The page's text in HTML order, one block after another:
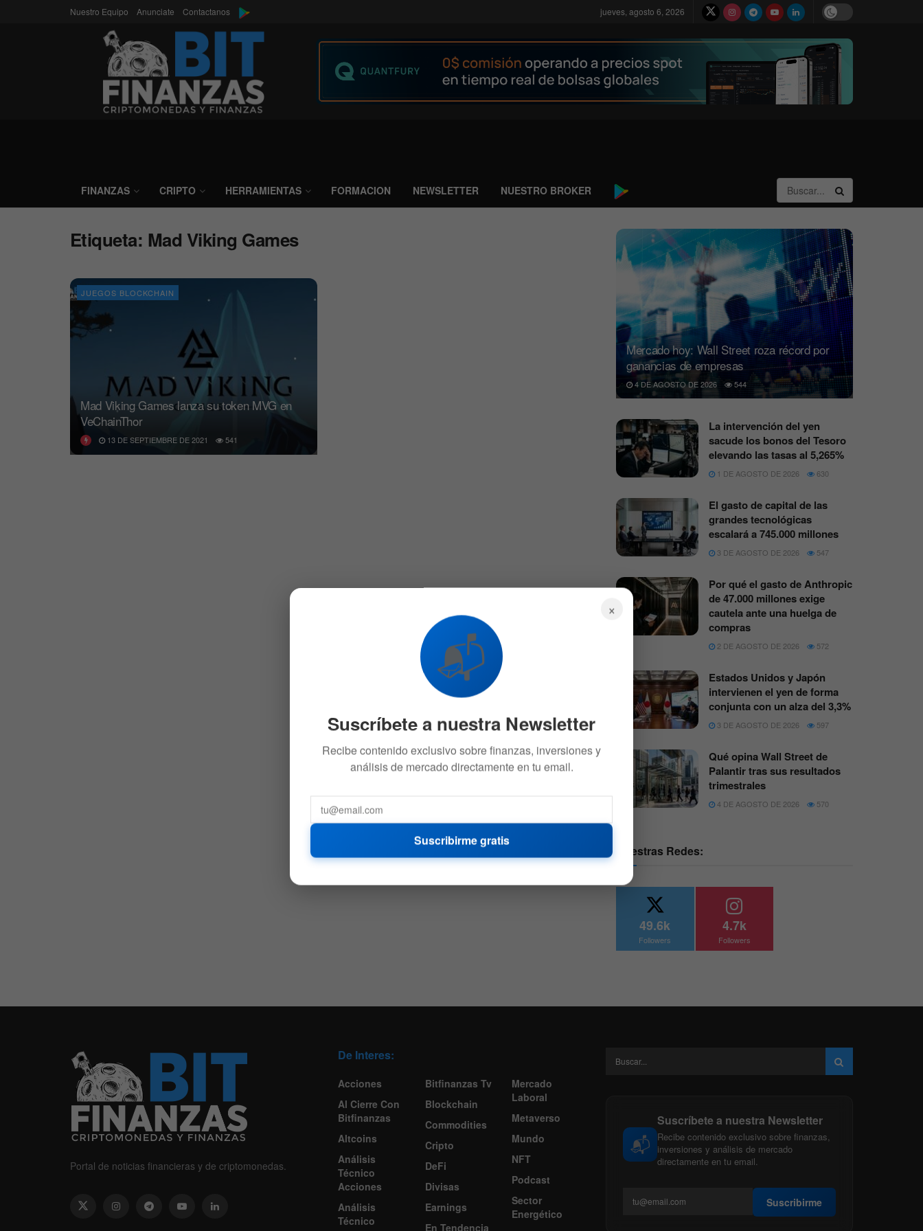
Nuestro Equipo Anunciate Contactanos jueves, agosto 6, 2026
FINANZAS CRIPTO HERRAMIENTAS FORMACION NEWSLETTER NUESTRO BROKER
Etiqueta: Mad Viking Games
JUEGOS BLOCKCHAIN
Mad Viking Games lanza su token MVG en
VeChainThor
13 DE SEPTIEMBRE DE 2021 541
Mercado hoy: Wall Street roza récord por
ganancias de empresas
4 DE AGOSTO DE 2026 544
La intervención del yen
sacude los bonos del Tesoro
elevando las tasas al 5,265%
1 DE AGOSTO DE 2026 630
El gasto de capital de las
grandes tecnológicas
escalará a 745.000 millones
3 DE AGOSTO DE 2026 547
Por qué el gasto de Anthropic
de 47.000 millones exige
cautela ante una huelga de
compras
2 DE AGOSTO DE 2026 572
Estados Unidos y Japón
intervienen el yen de forma
conjunta con un alza del 3,3%
3 DE AGOSTO DE 2026 597
Qué opina Wall Street de
Palantir tras sus resultados
trimestrales
4 DE AGOSTO DE 2026 570
Nuestras Redes:
49.6k
Followers
4.7k
Followers
Portal de noticias financieras y de criptomonedas.
De Interes:
Acciones
Al Cierre Con
Bitfinanzas
Altcoins
Análisis
Técnico
Acciones
Análisis
Técnico
Bitfinanzas Tv
Blockchain
Commodities
Cripto
DeFi
Divisas
Earnings
En Tendencia
Mercado
Laboral
Metaverso
Mundo
NFT
Podcast
Sector
Energético
📬
Suscríbete a nuestra Newsletter
Recibe contenido exclusivo sobre finanzas,
inversiones y análisis de mercado
directamente en tu email.
Suscribirme
×
📬
Suscríbete a nuestra Newsletter
Recibe contenido exclusivo sobre finanzas, inversiones y
análisis de mercado directamente en tu email.
Suscribirme gratis